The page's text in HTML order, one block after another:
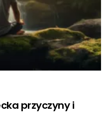
przyczyny i